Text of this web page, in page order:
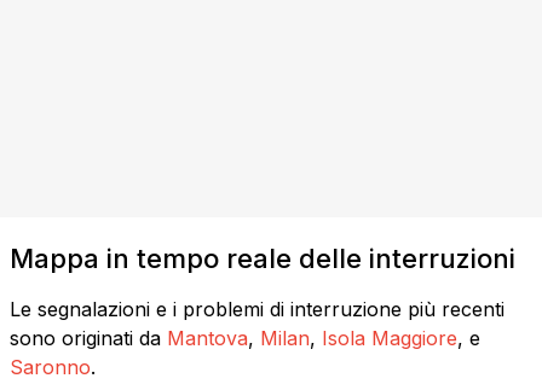
Mappa in tempo reale delle interruzioni
Le segnalazioni e i problemi di interruzione più recenti
sono originati da Mantova, Milan, Isola Maggiore, e
Saronno.